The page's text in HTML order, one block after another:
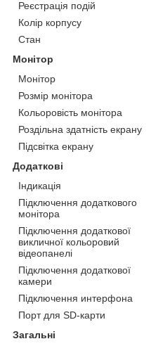
Реєстрація подій
Колір корпусу
Стан
Монітор
Монітор
Розмір монітора
Кольоровість монітора
Роздільна здатність екрану
Підсвітка екрану
Додаткові
Індикація
Підключення додаткового
монітора
Підключення додаткової
викличної кольоровий
відеопанелі
Підключення додаткової
камери
Підключення интерфона
Порт для SD-карти
Загальні